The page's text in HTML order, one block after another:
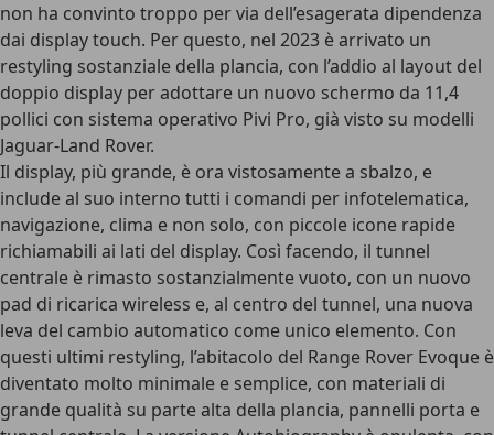
non ha convinto troppo per via dell’esagerata dipendenza
dai display touch. Per questo, nel 2023 è arrivato un
restyling sostanziale della plancia, con l’addio al layout del
doppio display per adottare un nuovo schermo da 11,4
pollici con sistema operativo Pivi Pro, già visto su modelli
Jaguar-Land Rover.
Il display, più grande, è ora vistosamente a sbalzo, e
include al suo interno tutti i comandi per infotelematica,
navigazione, clima e non solo, con piccole icone rapide
richiamabili ai lati del display. Così facendo, il tunnel
centrale è rimasto sostanzialmente vuoto, con un nuovo
pad di ricarica wireless e, al centro del tunnel, una nuova
leva del cambio automatico come unico elemento. Con
questi ultimi restyling, l’abitacolo del Range Rover Evoque è
diventato molto minimale e semplice, con materiali di
grande qualità su parte alta della plancia, pannelli porta e